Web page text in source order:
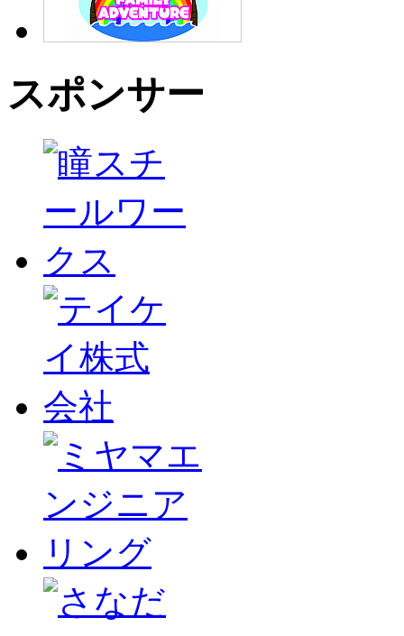
スポンサー